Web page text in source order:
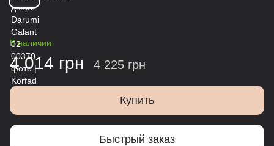
В наличии
4 014 грн 4 225 грн
Купить
Быстрый заказ